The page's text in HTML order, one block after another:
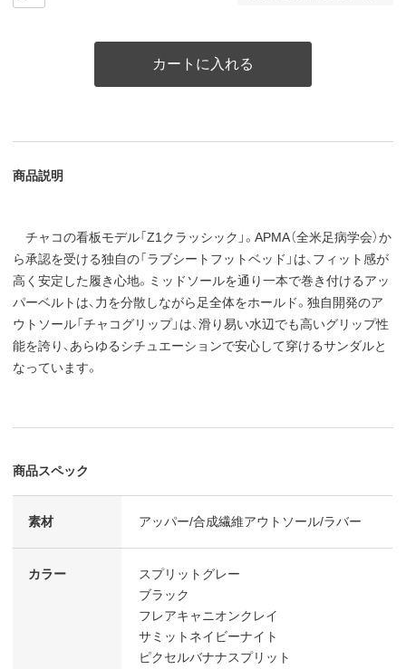
カートに入れる
商品説明
チャコの看板モデル「Z1クラッシック」。APMA（全米足病学会）か
ら承認を受ける独自の「ラブシートフットベッド」は、フィット感が
高く安定した履き心地。ミッドソールを通り一本で巻き付けるアッ
パーベルトは、力を分散しながら足全体をホールド。独自開発のア
ウトソール「チャコグリップ」は、滑り易い水辺でも高いグリップ性
能を誇り、あらゆるシチュエーションで安心して穿けるサンダルと
なっています。
商品スペック
素材 アッパー/合成繊維アウトソール/ラバー
カラー
スプリットグレー
ブラック
フレアキャニオンクレイ
サミットネイビーナイト
ピクセルバナナスプリット